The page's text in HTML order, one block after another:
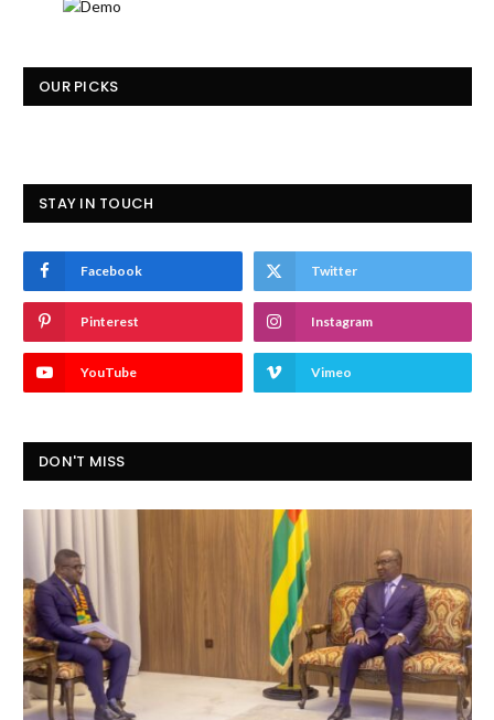
OUR PICKS
STAY IN TOUCH
Facebook Twitter
Pinterest Instagram
YouTube Vimeo
DON'T MISS